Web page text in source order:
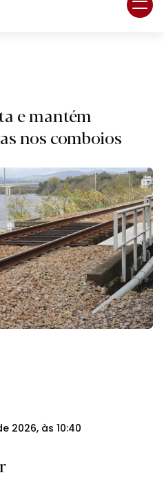
e mantém
nos comboios
2026, às 10:40